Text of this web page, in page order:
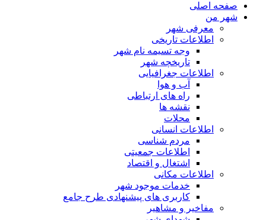
صفحه اصلی
شهر من
معرفی شهر
اطلاعات تاریخی
وجه تسیمه نام شهر
تاریخچه شهر
اطلاعات جغرافیایی
آب و هوا
راه های ارتباطی
نقشه ها
محلات
اطلاعات انسانی
مردم شناسی
اطلاعات جمعیتی
اشتغال و اقتصاد
اطلاعات مکانی
خدمات موجود شهر
کاربری های پیشنهادی طرح جامع
مفاخیر و مشاهیر